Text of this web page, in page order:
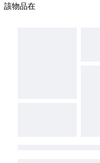
該物品在